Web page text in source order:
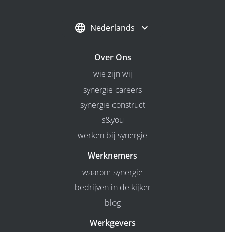
Nederlands
Over Ons
wie zijn wij
synergie careers
synergie construct
s&you
werken bij synergie
Werknemers
waarom synergie
bedrijven in de kijker
blog
Werkgevers